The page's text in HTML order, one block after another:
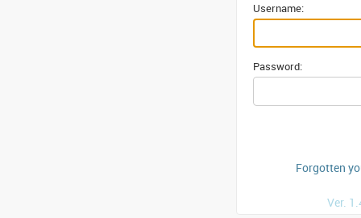
Username:
Password:
Forgotten
Ver.